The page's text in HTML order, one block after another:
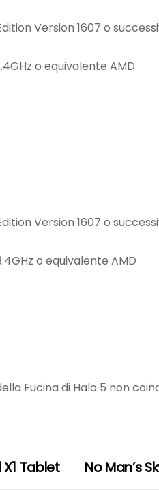
Version 1607 o
o equivalente AMD
Version 1607 o
o equivalente AMD
Fucina di Halo 5 non
No Man’s
Tablet